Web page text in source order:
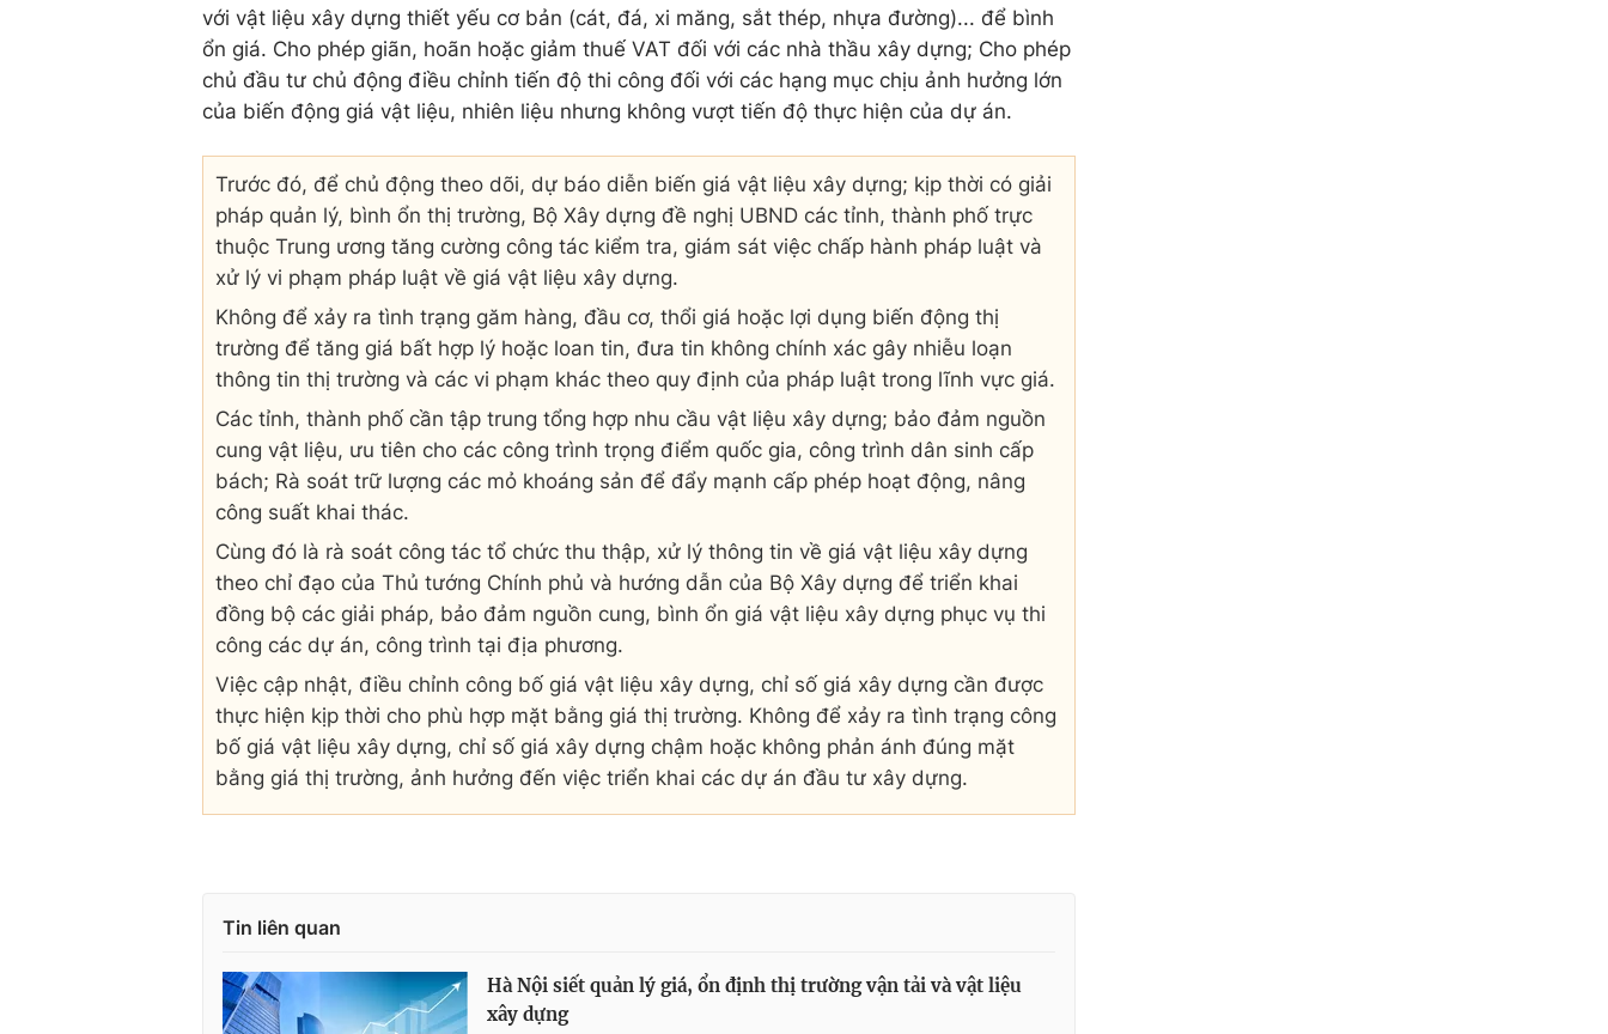
với vật liệu xây dựng thiết yếu cơ bản (cát, đá, xi măng, sắt thép, nhựa đường)... để bình
ổn giá. Cho phép giãn, hoãn hoặc giảm thuế VAT đối với các nhà thầu xây dựng; Cho phép
chủ đầu tư chủ động điều chỉnh tiến độ thi công đối với các hạng mục chịu ảnh hưởng lớn
của biến động giá vật liệu, nhiên liệu nhưng không vượt tiến độ thực hiện của dự án.
Trước đó, để chủ động theo dõi, dự báo diễn biến giá vật liệu xây dựng; kịp thời có giải
pháp quản lý, bình ổn thị trường, Bộ Xây dựng đề nghị UBND các tỉnh, thành phố trực
thuộc Trung ương tăng cường công tác kiểm tra, giám sát việc chấp hành pháp luật và
xử lý vi phạm pháp luật về giá vật liệu xây dựng.
Không để xảy ra tình trạng găm hàng, đầu cơ, thổi giá hoặc lợi dụng biến động thị
trường để tăng giá bất hợp lý hoặc loan tin, đưa tin không chính xác gây nhiễu loạn
thông tin thị trường và các vi phạm khác theo quy định của pháp luật trong lĩnh vực giá.
Các tỉnh, thành phố cần tập trung tổng hợp nhu cầu vật liệu xây dựng; bảo đảm nguồn
cung vật liệu, ưu tiên cho các công trình trọng điểm quốc gia, công trình dân sinh cấp
bách; Rà soát trữ lượng các mỏ khoáng sản để đẩy mạnh cấp phép hoạt động, nâng
công suất khai thác.
Cùng đó là rà soát công tác tổ chức thu thập, xử lý thông tin về giá vật liệu xây dựng
theo chỉ đạo của Thủ tướng Chính phủ và hướng dẫn của Bộ Xây dựng để triển khai
đồng bộ các giải pháp, bảo đảm nguồn cung, bình ổn giá vật liệu xây dựng phục vụ thi
công các dự án, công trình tại địa phương.
Việc cập nhật, điều chỉnh công bố giá vật liệu xây dựng, chỉ số giá xây dựng cần được
thực hiện kịp thời cho phù hợp mặt bằng giá thị trường. Không để xảy ra tình trạng công
bố giá vật liệu xây dựng, chỉ số giá xây dựng chậm hoặc không phản ánh đúng mặt
bằng giá thị trường, ảnh hưởng đến việc triển khai các dự án đầu tư xây dựng.
Tin liên quan
Hà Nội siết quản lý giá, ổn định thị trường vận tải và vật liệu
xây dựng